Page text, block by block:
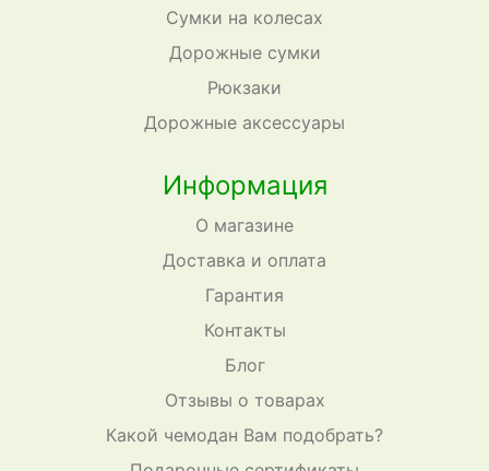
Сумки на колесах
Дорожные сумки
Рюкзаки
Дорожные аксессуары
Информация
О магазине
Доставка и оплата
Гарантия
Контакты
Блог
Отзывы о товарах
Какой чемодан Вам подобрать?